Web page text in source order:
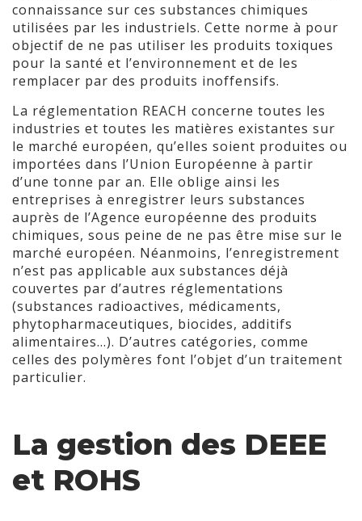
connaissance sur ces substances chimiques
utilisées par les industriels. Cette norme à pour
objectif de ne pas utiliser les produits toxiques
pour la santé et l’environnement et de les
remplacer par des produits inoffensifs.
La réglementation REACH concerne toutes les
industries et toutes les matières existantes sur
le marché européen, qu’elles soient produites ou
importées dans l’Union Européenne à partir
d’une tonne par an. Elle oblige ainsi les
entreprises à enregistrer leurs substances
auprès de l’Agence européenne des produits
chimiques, sous peine de ne pas être mise sur le
marché européen. Néanmoins, l’enregistrement
n’est pas applicable aux substances déjà
couvertes par d’autres réglementations
(substances radioactives, médicaments,
phytopharmaceutiques, biocides, additifs
alimentaires…). D’autres catégories, comme
celles des polymères font l’objet d’un traitement
particulier.
La gestion des DEEE
et ROHS